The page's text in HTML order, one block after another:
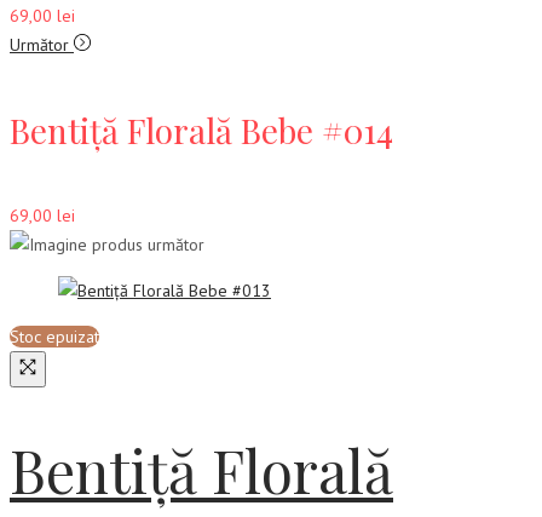
69,00 lei
Următor
Bentiță Florală Bebe #014
69,00 lei
Stoc epuizat
Bentiță Florală